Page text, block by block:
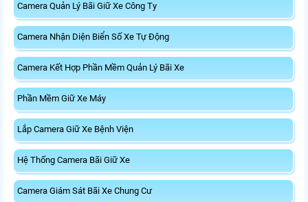
Camera Quản Lý Bãi Giữ Xe Công Ty
Camera Nhận Diện Biển Số Xe Tự Động
Camera Kết Hợp Phần Mềm Quản Lý Bãi Xe
Phần Mềm Giữ Xe Máy
Lắp Camera Giữ Xe Bệnh Viện
Hệ Thống Camera Bãi Giữ Xe
Camera Giám Sát Bãi Xe Chung Cư